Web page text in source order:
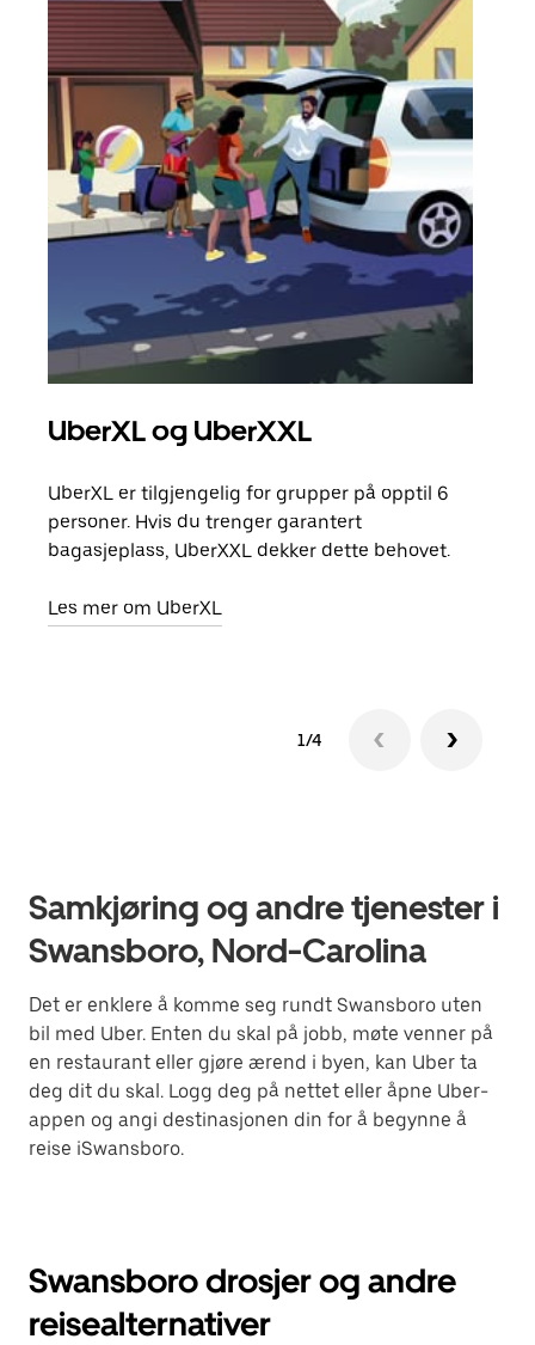
UberXL og UberXXL
UberXL er tilgjengelig for grupper på opptil 6
personer. Hvis du trenger garantert
bagasjeplass, UberXXL dekker dette behovet.
Les mer om UberXL
1/4
Samkjøring og andre tjenester i
Swansboro, Nord-Carolina
Det er enklere å komme seg rundt Swansboro uten
bil med Uber. Enten du skal på jobb, møte venner på
en restaurant eller gjøre ærend i byen, kan Uber ta
deg dit du skal. Logg deg på nettet eller åpne Uber-
appen og angi destinasjonen din for å begynne å
reise iSwansboro.
Swansboro drosjer og andre
reisealternativer